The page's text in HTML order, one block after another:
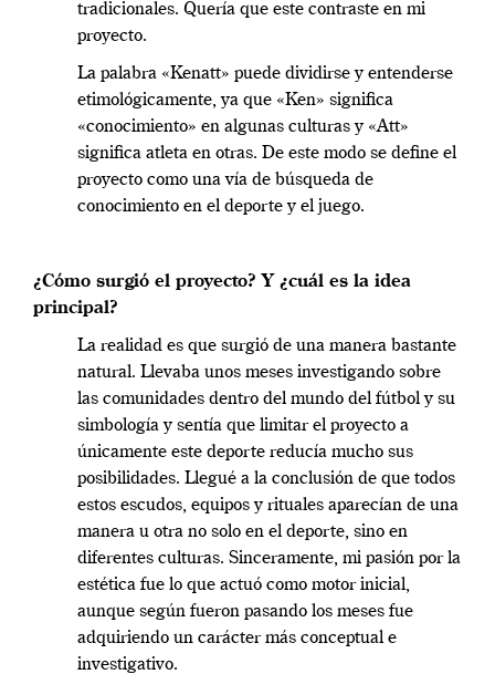
tradicionales. Quería que este contraste en mi
proyecto.
La palabra «Kenatt» puede dividirse y entenderse
etimológicamente, ya que «Ken» significa
«conocimiento» en algunas culturas y «Att»
significa atleta en otras. De este modo se define el
proyecto como una vía de búsqueda de
conocimiento en el deporte y el juego.
¿Cómo surgió el proyecto? Y ¿cuál es la idea
principal?
La realidad es que surgió de una manera bastante
natural. Llevaba unos meses investigando sobre
las comunidades dentro del mundo del fútbol y su
simbología y sentía que limitar el proyecto a
únicamente este deporte reducía mucho sus
posibilidades. Llegué a la conclusión de que todos
estos escudos, equipos y rituales aparecían de una
manera u otra no solo en el deporte, sino en
diferentes culturas. Sinceramente, mi pasión por la
estética fue lo que actuó como motor inicial,
aunque según fueron pasando los meses fue
adquiriendo un carácter más conceptual e
investigativo.